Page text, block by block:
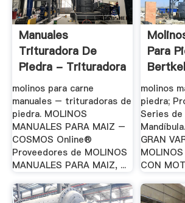
Manuales
Trituradora De
Piedra - Trituradora
De La .
molinos para carne
manuales – trituradoras de
piedra. MOLINOS
MANUALES PARA MAIZ –
COSMOS Online®
Proveedores de MOLINOS
MANUALES PARA MAIZ, ...
Para
molinos
piedra;
Series
GRAN
CON